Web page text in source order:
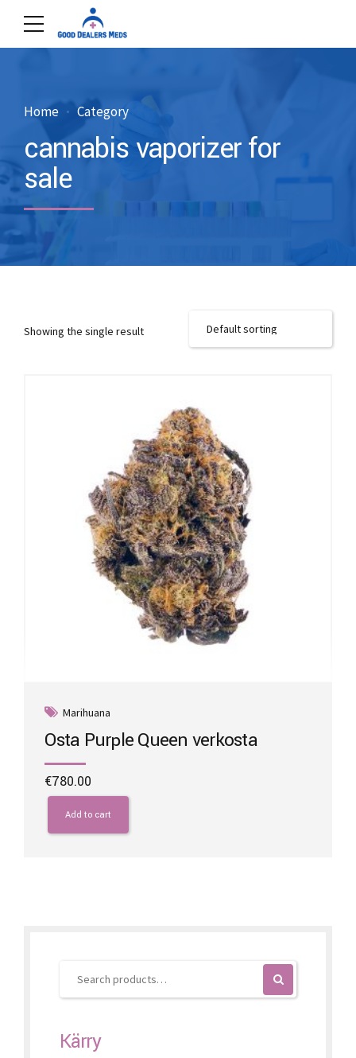
Home Category
cannabis vaporizer for
sale
Showing the single result
Marihuana
Osta Purple Queen verkosta
€780.00
Add to cart
Kärry